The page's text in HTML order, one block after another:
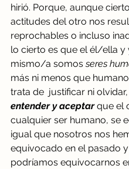
hirió. Porque, aunque
actitudes del otro nos
reprochables o incluso
lo cierto es que el él/ella y
mismo/a somos seres
más ni menos que
trata de  justificar ni
entender y aceptar que el
cualquier ser humano, se
igual que nosotros nos
equivocado en el pasado y
podríamos equivocarnos